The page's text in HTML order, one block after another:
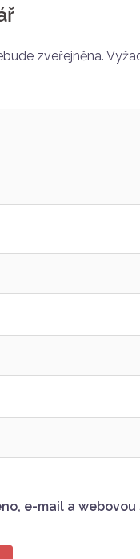
zveřejněna.
e-mail a